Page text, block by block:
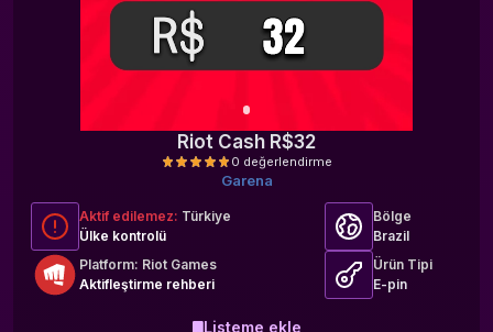
Riot Cash R$32
0 değerlendirme
Garena
Aktif edilemez: Türkiye
Ülke kontrolü
Bölge
Brazil
Platform: Riot Games
Aktifleştirme rehberi
Ürün Tipi
E-pin
Listeme ekle